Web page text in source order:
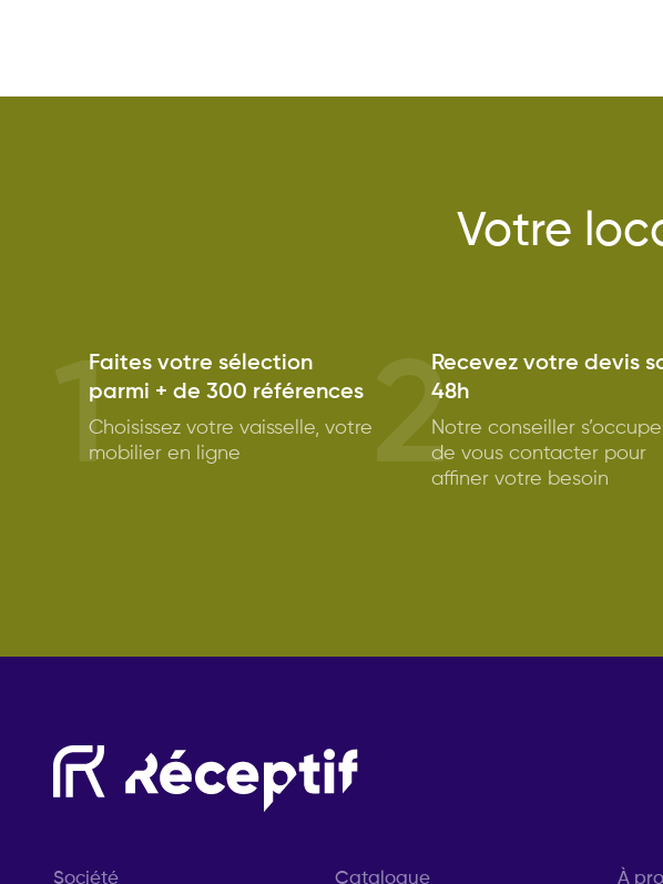
Votre
1
Faites votre sélection
parmi + de 300 références
Choisissez votre vaisselle, votre
mobilier en ligne
2
Recevez votre devis
48h
Notre conseiller
de vous contacter pour
affiner votre besoin
Société Catalogue À